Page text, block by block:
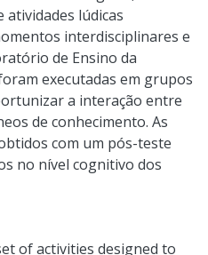
atividades lúdicas
interdisciplinares e
de Ensino da
executadas em grupos
a interação entre
de conhecimento. As
com um pós-teste
no nível cognitivo dos
of activities designed to